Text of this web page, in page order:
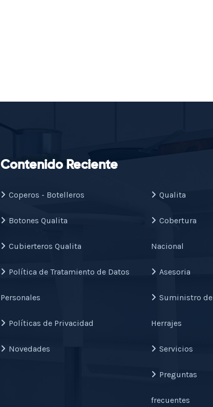
Contenido Reciente
Coperos - Botelleros
Botones Qualita
Cubierteros Qualita
Política de Tratamiento de Datos
Personales
Políticas de Privacidad
Novedades
Qualita
Cobertura
Nacional
Asesoria
Suministro de
Herrajes
Servicios
Preguntas
frecuentes